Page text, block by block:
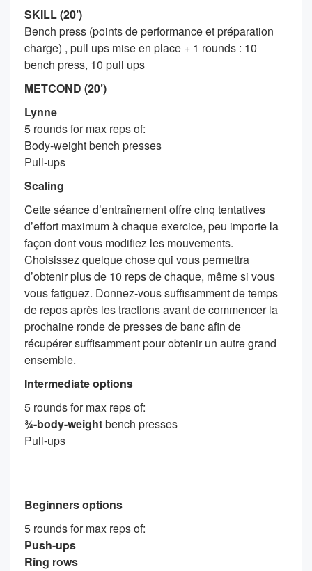
SKILL (20’)
Bench press (points de performance et préparation
charge) , pull ups mise en place + 1 rounds : 10
bench press, 10 pull ups
METCOND (20’)
Lynne
5 rounds for max reps of:
Body-weight bench presses
Pull-ups
Scaling
Cette séance d’entraînement offre cinq tentatives
d’effort maximum à chaque exercice, peu importe la
façon dont vous modifiez les mouvements.
Choisissez quelque chose qui vous permettra
d’obtenir plus de 10 reps de chaque, même si vous
vous fatiguez. Donnez-vous suffisamment de temps
de repos après les tractions avant de commencer la
prochaine ronde de presses de banc afin de
récupérer suffisamment pour obtenir un autre grand
ensemble.
Intermediate options
5 rounds for max reps of:
¾-body-weightbench presses
Pull-ups
Beginners options
5 rounds for max reps of:
Push-ups
Ring rows